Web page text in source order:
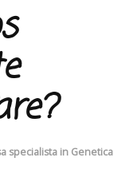
specialista in Genetica